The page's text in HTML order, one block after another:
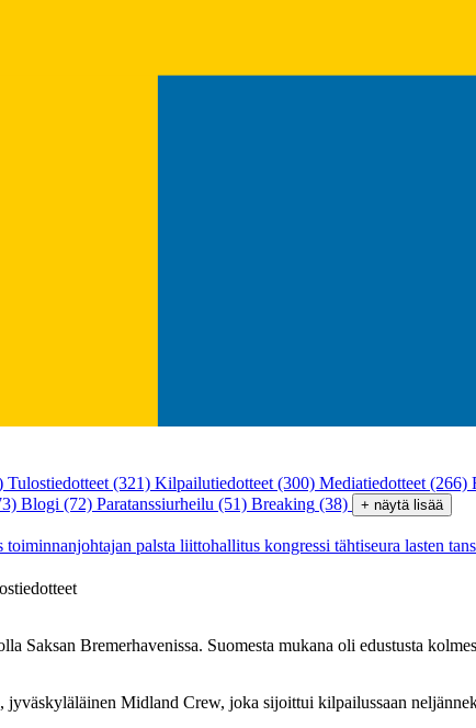
Tulostiedotteet (321) Kilpailutiedotteet (300) Mediatiedotteet (266)
Blogi (72) Paratanssiurheilu (51) Breaking (38) + näytä lisää
toiminnanjohtajan palsta liittohallitus kongressi tähtiseura lasten
Bremerhavenissa. Suomesta mukana oli edustusta
jyväskyläläinen Midland Crew, joka sijoittui kilpailussaan